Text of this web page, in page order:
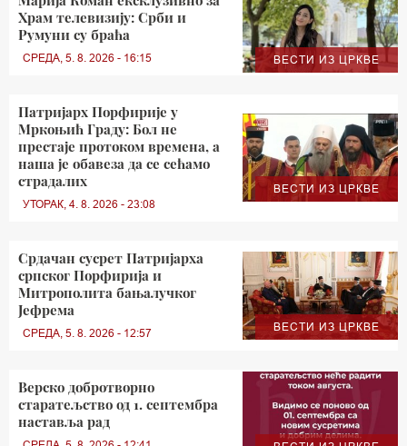
ВЕСТИ ИЗ ЦРКВЕ
Храм телевизију: Срби и
Румуни су браћа
СРЕДА, 5. 8. 2026 - 16:15
ВЕСТИ ИЗ ЦРКВЕ
Патријарх Порфирије у
Мркоњић Граду: Бол не
престаје протоком времена, а
наша је обавеза да се сећамо
страдалих
УТОРАК, 4. 8. 2026 - 23:08
ВЕСТИ ИЗ ЦРКВЕ
Срдачан сусрет Патријарха
српског Порфирија и
Митрополита бањалучког
Јефрема
СРЕДА, 5. 8. 2026 - 12:57
Верско добротворно
старатељство од 1. септембра
наставља рад